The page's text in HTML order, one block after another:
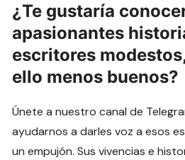
¿Te gustaría
apasionantes
escritores
ello menos buenos?
Únete a nuestro canal de
ayudarnos a darles voz a esos
un empujón. Sus vivencias e